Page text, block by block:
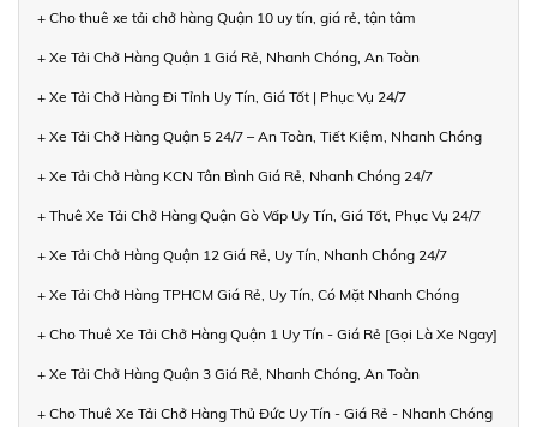
+ Cho thuê xe tải chở hàng Quận 10 uy tín, giá rẻ, tận tâm
+ Xe Tải Chở Hàng Quận 1 Giá Rẻ, Nhanh Chóng, An Toàn
+ Xe Tải Chở Hàng Đi Tỉnh Uy Tín, Giá Tốt | Phục Vụ 24/7
+ Xe Tải Chở Hàng Quận 5 24/7 – An Toàn, Tiết Kiệm, Nhanh Chóng
+ Xe Tải Chở Hàng KCN Tân Bình Giá Rẻ, Nhanh Chóng 24/7
+ Thuê Xe Tải Chở Hàng Quận Gò Vấp Uy Tín, Giá Tốt, Phục Vụ 24/7
+ Xe Tải Chở Hàng Quận 12 Giá Rẻ, Uy Tín, Nhanh Chóng 24/7
+ Xe Tải Chở Hàng TPHCM Giá Rẻ, Uy Tín, Có Mặt Nhanh Chóng
+ Cho Thuê Xe Tải Chở Hàng Quận 1 Uy Tín - Giá Rẻ [Gọi Là Xe Ngay]
+ Xe Tải Chở Hàng Quận 3 Giá Rẻ, Nhanh Chóng, An Toàn
+ Cho Thuê Xe Tải Chở Hàng Thủ Đức Uy Tín - Giá Rẻ - Nhanh Chóng